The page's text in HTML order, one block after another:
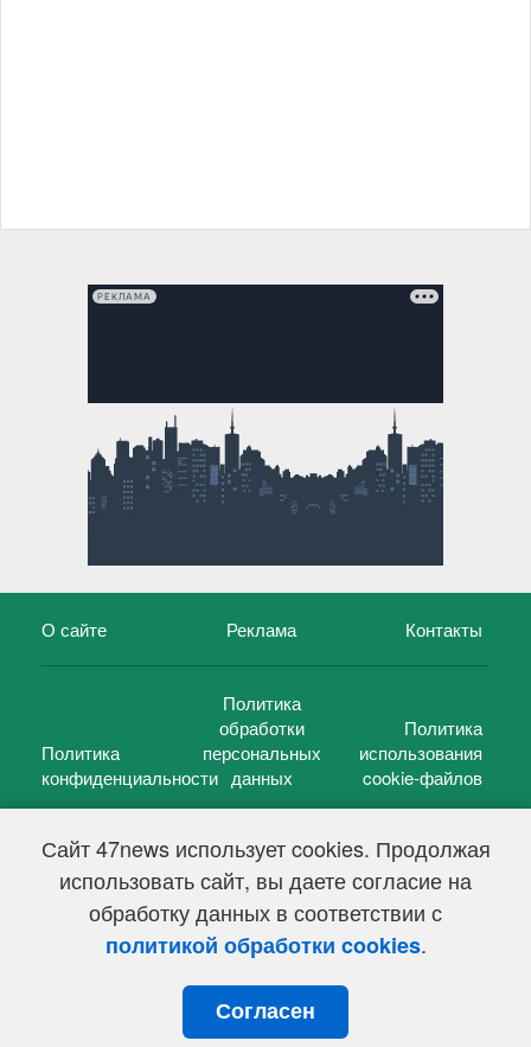
Сайт 47news использует cookies. Продолжая
использовать сайт, вы даете согласие на
обработку данных в соответствии с
политикой обработки cookies.
Согласен
РЕКЛАМА
О сайте Реклама Контакты
Политика
конфиденциальности
Политика
обработки
персональных
данных
Политика
использования
cookie-файлов
47 новостей (47 news)2005 — 2026 г.
Свидетельство о регистрации СМИ Эл № ФС 77-39848, выдано
Федеральной службой по надзору в сфере связи,
информационных технологий и массовых коммуникаций